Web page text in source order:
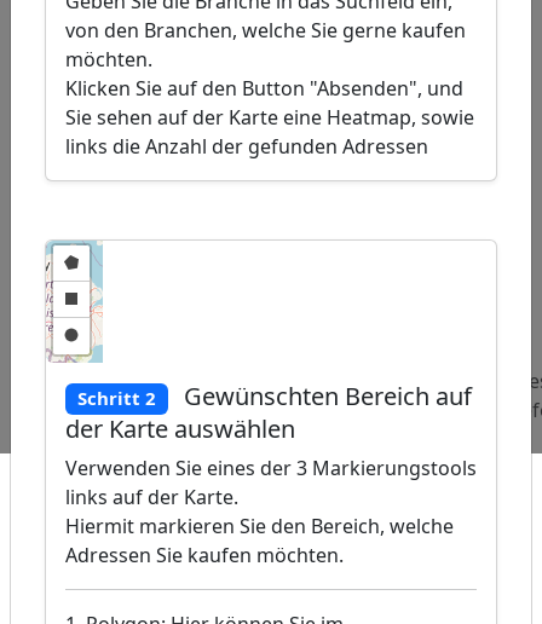
Beliebte
Abfragen:
Adressen
Windparks
Adressen
Kontaktlinsenanbieter
von den Branchen, welche Sie gerne kaufen
möchten.
Klicken Sie auf den Button "Absenden", und
Sie sehen auf der Karte eine Heatmap, sowie
links die Anzahl der gefunden Adressen
Schritt 2
Gewünschten Bereich auf
der Karte auswählen
Verwenden Sie eines der 3 Markierungstools
links auf der Karte.
Hiermit markieren Sie den Bereich, welche
Adressen Sie kaufen möchten.